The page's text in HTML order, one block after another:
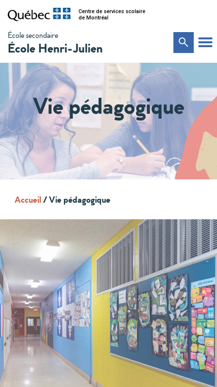
Centre de services scolaire
de Montréal
École secondaire
École Henri-Julien
Vie pédagogique
Accueil/Vie pédagogique